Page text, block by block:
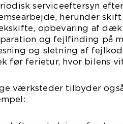
serviceeftersyn
herunder
opbevaring af
og fejlfinding på
og sletning af
før ferietur, hvor bilens
værksteder tilbyder